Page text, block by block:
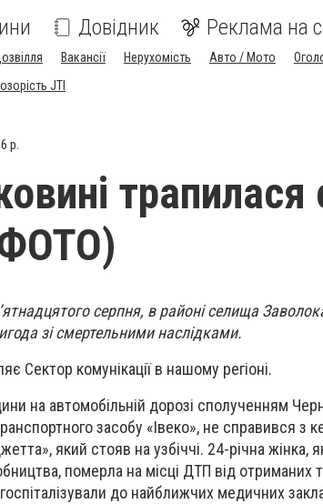
Довідник Реклама на
Вакансії Нерухомість Авто / Мото
JTI
р.
серпня, в районі селища
зі смертельними наслідками.
Сектор комунікації в нашому регіоні.
на автомобільній дорозі сполученням
засобу «Івеко», не справився з
який стояв на узбіччі. 24-річна жінка,
померла на місці ДТП від отриманих
до найближчих медичних